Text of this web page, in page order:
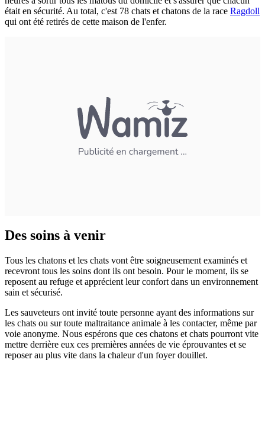
était en sécurité. Au total, c'est 78 chats et chatons de la race Ragdoll
qui ont été retirés de cette maison de l'enfer.
Des soins à venir
Tous les chatons et les chats vont être soigneusement examinés et
recevront tous les soins dont ils ont besoin. Pour le moment, ils se
reposent au refuge et apprécient leur confort dans un environnement
sain et sécurisé.
Les sauveteurs ont invité toute personne ayant des informations sur
les chats ou sur toute maltraitance animale à les contacter, même par
voie anonyme. Nous espérons que ces chatons et chats pourront vite
mettre derrière eux ces premières années de vie éprouvantes et se
reposer au plus vite dans la chaleur d'un foyer douillet.